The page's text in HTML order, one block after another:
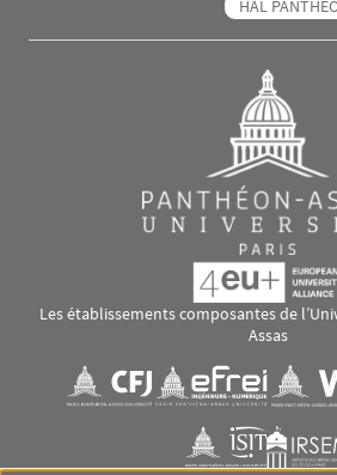
HAL
Les établissements composantes de
Assas
Visuel svgVisuel svg Visuel
Visuel svgVisuel